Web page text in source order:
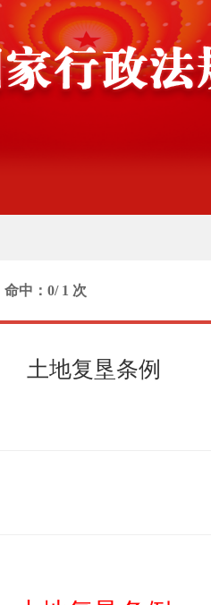
命中： 0/ 1 次
土地复垦条例